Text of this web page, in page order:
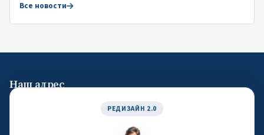
РЕДИЗАЙН 2.0
Все новости
Наш адрес
119019, город Москва, улица Новый Арбат, дом 19, офис 1404